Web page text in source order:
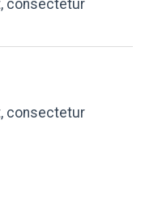
consectetur
consectetur